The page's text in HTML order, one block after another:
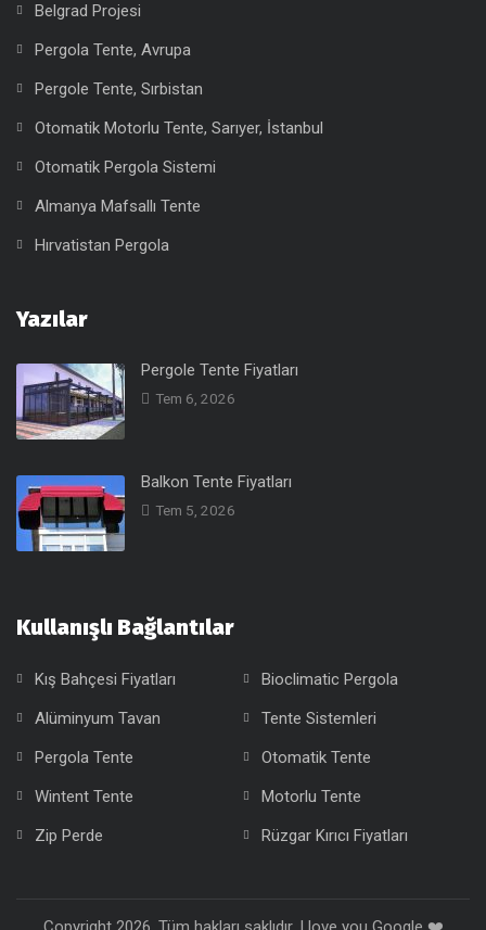
Belgrad Projesi
Pergola Tente, Avrupa
Pergole Tente, Sırbistan
Otomatik Motorlu Tente, Sarıyer, İstanbul
Otomatik Pergola Sistemi
Almanya Mafsallı Tente
Hırvatistan Pergola
Yazılar
Pergole Tente Fiyatları
Tem 6, 2026
Balkon Tente Fiyatları
Tem 5, 2026
Kullanışlı Bağlantılar
Kış Bahçesi Fiyatları
Bioclimatic Pergola
Alüminyum Tavan
Tente Sistemleri
Pergola Tente
Otomatik Tente
Wintent Tente
Motorlu Tente
Zip Perde
Rüzgar Kırıcı Fiyatları